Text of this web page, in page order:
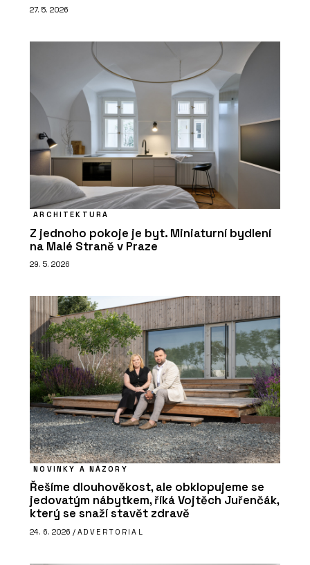
27. 5. 2026
ARCHITEKTURA
Z jednoho pokoje je byt. Miniaturní bydlení
na Malé Straně v Praze
29. 5. 2026
NOVINKY A NÁZORY
Řešíme dlouhověkost, ale obklopujeme se
jedovatým nábytkem, říká Vojtěch Juřenčák,
který se snaží stavět zdravě
24. 6. 2026 / ADVERTORIAL